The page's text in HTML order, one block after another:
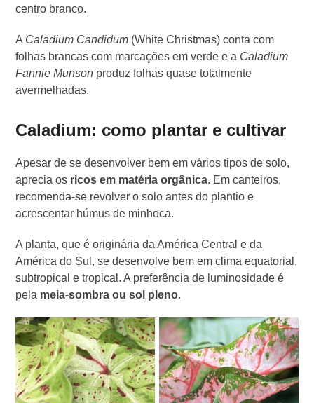
centro branco.
A Caladium Candidum (White Christmas) conta com
folhas brancas com marcações em verde e a Caladium
Fannie Munson produz folhas quase totalmente
avermelhadas.
Caladium: como plantar e cultivar
Apesar de se desenvolver bem em vários tipos de solo,
aprecia os ricos em matéria orgânica. Em canteiros,
recomenda-se revolver o solo antes do plantio e
acrescentar húmus de minhoca.
A planta, que é originária da América Central e da
América do Sul, se desenvolve bem em clima equatorial,
subtropical e tropical. A preferência de luminosidade é
pela meia-sombra ou sol pleno.